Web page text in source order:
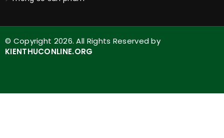
© Copyright 2026. All Rights Reserved by
KIENTHUCONLINE.ORG